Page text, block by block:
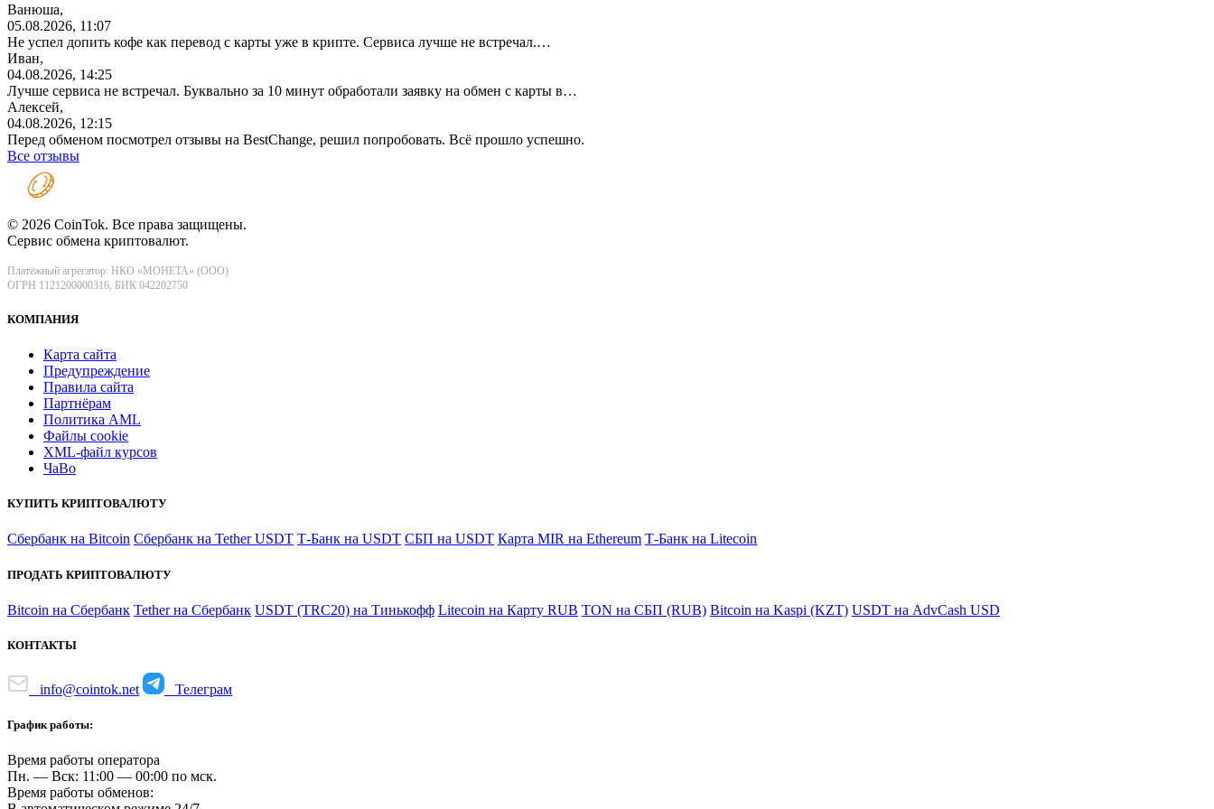
Ванюша,
05.08.2026, 11:07
Не успел допить кофе как перевод с карты уже в крипте. Сервиса лучше не встречал.…
Иван,
04.08.2026, 14:25
Лучше сервиса не встречал. Буквально за 10 минут обработали заявку на обмен с карты в…
Алексей,
04.08.2026, 12:15
Перед обменом посмотрел отзывы на BestChange, решил попробовать. Всё прошло успешно.
Все отзывы
© 2026 CoinTok. Все права защищены.
Сервис обмена криптовалют.
Платёжный агрегатор: НКО «МОНЕТА» (ООО)
ОГРН 1121200000316, БИК 042202750
КОМПАНИЯ
Карта сайта
Предупреждение
Правила сайта
Партнёрам
Политика AML
Файлы coоkie
XML-файл курсов
ЧаВо
КУПИТЬ КРИПТОВАЛЮТУ
Сбербанк на Bitcoin Сбербанк на Tether USDT Т-Банк на USDT СБП на USDT Карта MIR на Ethereum Т-Банк на Litecoin
ПРОДАТЬ КРИПТОВАЛЮТУ
Bitcoin на Сбербанк Tether на Сбербанк USDT (TRC20) на Тинькофф Litecoin на Карту RUB TON на СБП (RUB) Bitcoin на Kaspi (KZT) USDT на AdvCash USD
КОНТАКТЫ
info@cointok.net Телеграм
График работы:
Время работы оператора
Пн. — Вск: 11:00 — 00:00 по мск.
Время работы обменов: